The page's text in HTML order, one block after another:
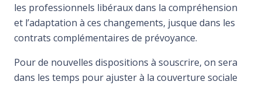
les professionnels libéraux dans la compréhension
et l’adaptation à ces changements, jusque dans les
contrats complémentaires de prévoyance.
Pour de nouvelles dispositions à souscrire, on sera
dans les temps pour ajuster à la couverture sociale